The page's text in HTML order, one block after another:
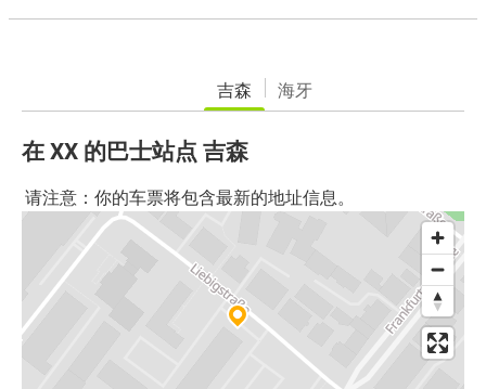
吉森 海牙
在 XX 的巴士站点 吉森
请注意：你的车票将包含最新的地址信息。